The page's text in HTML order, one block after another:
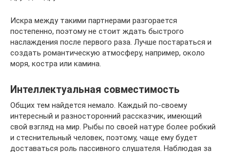
Искра между такими партнерами разгорается
постепенно, поэтому не стоит ждать быстрого
наслаждения после первого раза. Лучше постараться и
создать романтическую атмосферу, например, около
моря, костра или камина.
Интеллектуальная совместимость
Общих тем найдется немало. Каждый по-своему
интересный и разносторонний рассказчик, имеющий
свой взгляд на мир. Рыбы по своей натуре более робкий
и стеснительный человек, поэтому, чаще ему будет
доставаться роль пассивного слушателя. Наблюдая за